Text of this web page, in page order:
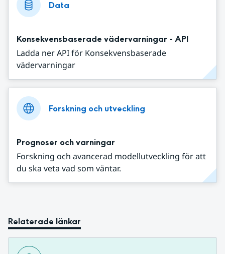
Data
Konsekvensbaserade vädervarningar - API
Ladda ner API för Konsekvensbaserade
vädervarningar
Forskning och utveckling
Prognoser och varningar
Forskning och avancerad modellutveckling för att
du ska veta vad som väntar.
Relaterade länkar